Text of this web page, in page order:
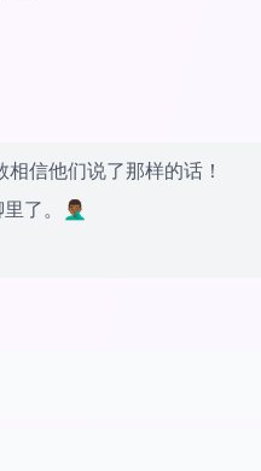
相信他们说了那样的话！
。🤦🏾‍♂️